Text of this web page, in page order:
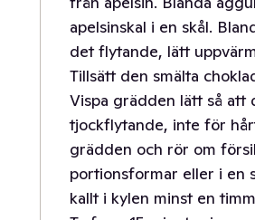
apelsinskal i en skål.
det flytande, lätt
Tillsätt den smälta
Vispa grädden lätt så att
tjockflytande, inte för
grädden och rör om
portionsformar eller i en
kallt i kylen minst en